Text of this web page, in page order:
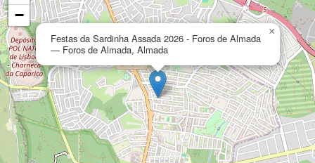
Festas da Sardinha Assada 2026 - Foros de Almada
— Foros de Almada, Almada
×
−